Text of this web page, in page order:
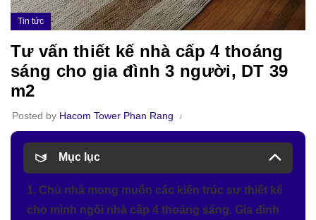
Tin tức
Tư vấn thiết kế nhà cấp 4 thoáng
sáng cho gia đình 3 người, DT 39
m2
Posted by Hacom Tower Phan Rang
Mục lục
1. Chủ nhà mong muốn các kiến trúc sư thiết kế
cho mình ngôi nhà cấp 4 thoáng sáng. Gia đình